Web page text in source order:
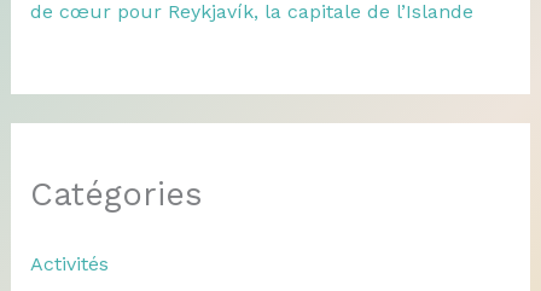
de cœur pour Reykjavík, la capitale de l’Islande
Catégories
Activités